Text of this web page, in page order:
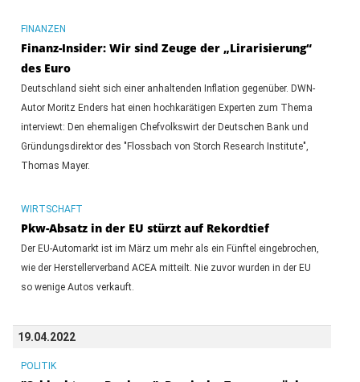
FINANZEN
Finanz-Insider: Wir sind Zeuge der „Lirarisierung“
des Euro
Deutschland sieht sich einer anhaltenden Inflation gegenüber. DWN-
Autor Moritz Enders hat einen hochkarätigen Experten zum Thema
interviewt: Den ehemaligen Chefvolkswirt der Deutschen Bank und
Gründungsdirektor des "Flossbach von Storch Research Institute",
Thomas Mayer.
WIRTSCHAFT
Pkw-Absatz in der EU stürzt auf Rekordtief
Der EU-Automarkt ist im März um mehr als ein Fünftel eingebrochen,
wie der Herstellerverband ACEA mitteilt. Nie zuvor wurden in der EU
so wenige Autos verkauft.
19.04.2022
POLITIK